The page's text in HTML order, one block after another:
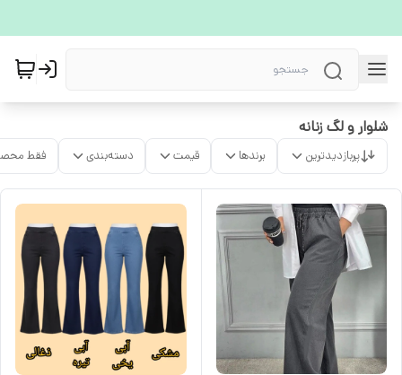
شلوار و لگ زنانه
پربازدیدترین برندها قیمت دسته‌بندی فقط